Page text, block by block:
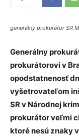
generálny prokurátor SR
Generálny
prokurátorovi v
opodstatnenosť
vyšetrovateľom
SR v Národnej
prokurátor veľmi
ktoré nesú znaky